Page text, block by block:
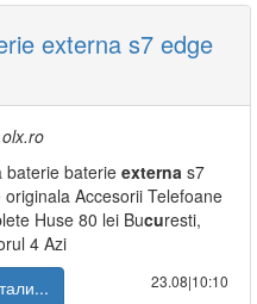
externa s7 edge
baterie baterie externa s7
originala Accesorii Telefoane
Huse 80 lei Bucuresti,
4 Azi
23.08|10:10